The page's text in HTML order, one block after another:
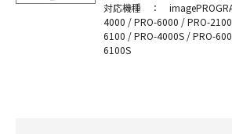
対応機種 ：
4000 / PRO-6000 / PRO-
6100 / PRO-4000S / PRO-
6100S